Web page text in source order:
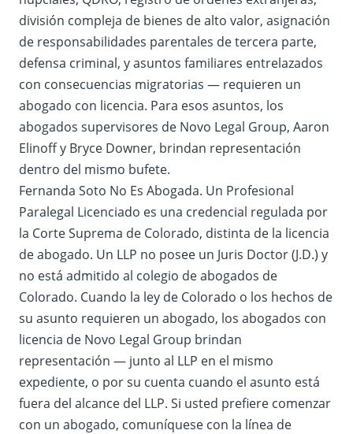
división compleja de bienes de alto valor, asignación
de responsabilidades parentales de tercera parte,
defensa criminal, y asuntos familiares entrelazados
con consecuencias migratorias — requieren un
abogado con licencia. Para esos asuntos, los
abogados supervisores de Novo Legal Group, Aaron
Elinoff y Bryce Downer, brindan representación
dentro del mismo bufete.
Fernanda Soto No Es Abogada. Un Profesional
Paralegal Licenciado es una credencial regulada por
la Corte Suprema de Colorado, distinta de la licencia
de abogado. Un LLP no posee un Juris Doctor (J.D.) y
no está admitido al colegio de abogados de
Colorado. Cuando la ley de Colorado o los hechos de
su asunto requieren un abogado, los abogados con
licencia de Novo Legal Group brindan
representación — junto al LLP en el mismo
expediente, o por su cuenta cuando el asunto está
fuera del alcance del LLP. Si usted prefiere comenzar
con un abogado, comuníquese con la línea de